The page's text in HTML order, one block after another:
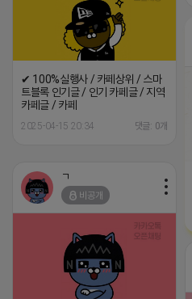
✔ 100%실행사 / 카페상위 / 스마
트블록 인기글 / 인기 카페글 / 지역
카페글 / 카페
2025-04-15 20:34 댓글: 0개
ㄱ
비공개